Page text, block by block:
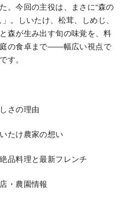
。今回の主役は、まさに“森の
」。しいたけ、松茸、しめじ、
森が生み出す旬の味覚を、料
の食卓まで――幅広い視点で
す。
さの理由
たけ農家の想い
品料理と最新フレンチ
・農園情報